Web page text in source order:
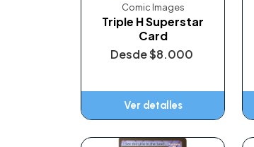
Comic Images
Triple H Superstar
Card
Desde$8.000
Ver detalles